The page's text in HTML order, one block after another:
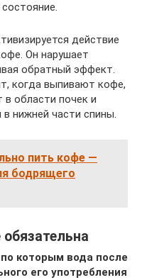
действие
Он нарушает
обратный эффект.
когда выпивают кофе,
области почек и
нижней части спины.
пить кофе —
бодрящего
которым вода после
его употребления